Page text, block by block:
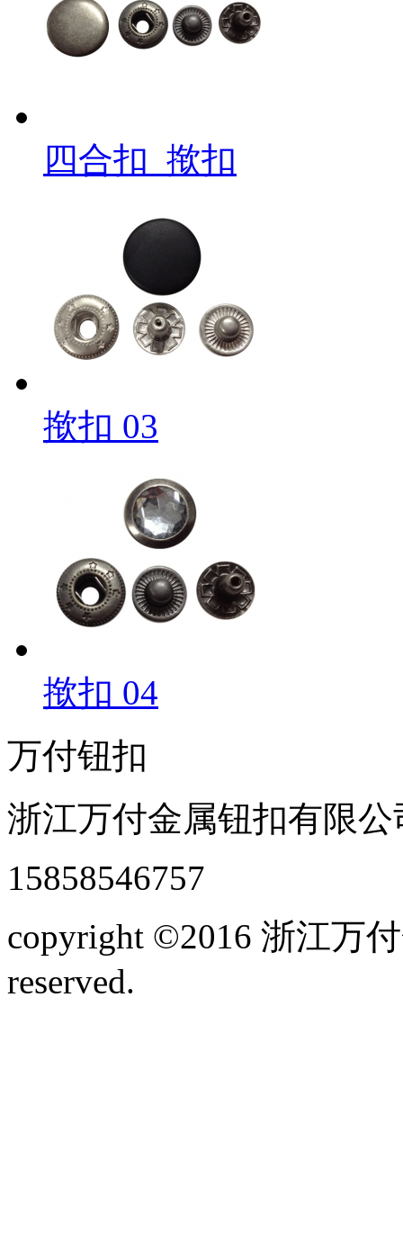
四合扣_揿扣
揿扣 03
揿扣 04
万付钮扣
浙江万付金属钮扣有限公
15858546757
copyright ©2016 浙江万
reserved.